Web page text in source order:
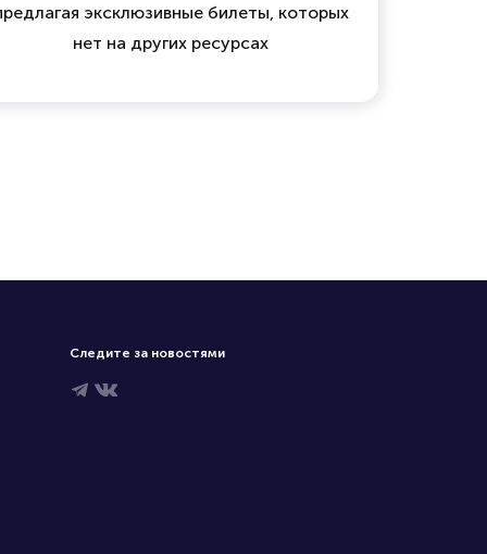
эксклюзивные билеты, которых
нет на других ресурсах
Следите за новостями